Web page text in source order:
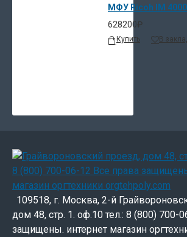
МФУ Ricoh IM
628200₽
Купить В
109518, г. Москва, 2-й
дом 48, стр. 1. оф.10 тел.: 8 (800) 700-
защищены. интернет магазин